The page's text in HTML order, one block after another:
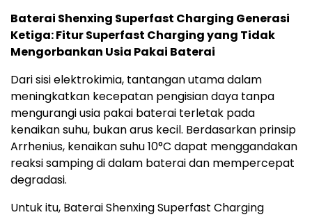
Baterai Shenxing Superfast Charging Generasi
Ketiga: Fitur Superfast Charging yang Tidak
Mengorbankan Usia Pakai Baterai
Dari sisi elektrokimia, tantangan utama dalam
meningkatkan kecepatan pengisian daya tanpa
mengurangi usia pakai baterai terletak pada
kenaikan suhu, bukan arus kecil. Berdasarkan prinsip
Arrhenius, kenaikan suhu 10°C dapat menggandakan
reaksi samping di dalam baterai dan mempercepat
degradasi.
Untuk itu, Baterai Shenxing Superfast Charging